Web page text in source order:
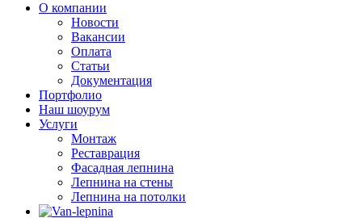
О компании
Новости
Вакансии
Оплата
Статьи
Документация
Портфолио
Наш шоурум
Услуги
Монтаж
Реставрация
Фасадная лепнина
Лепнина на стены
Лепнина на потолки